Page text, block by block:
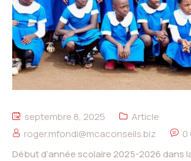
septembre 8, 2025
Article
roger.mfondi@mcaconseils.biz
0
Début d’année scolaire 2025-2026 dans